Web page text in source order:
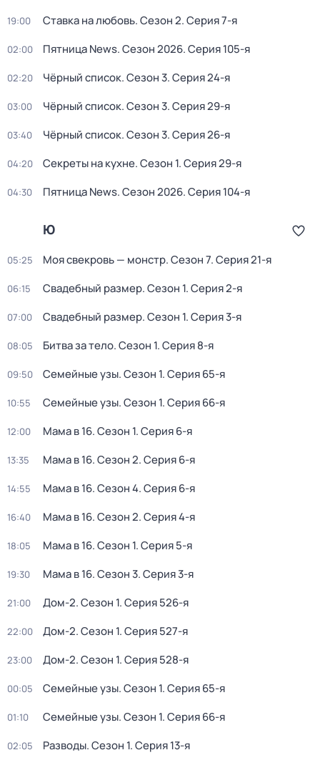
19:00 Ставка на любовь. Сезон 2. Серия 7-я
02:00 Пятница News. Сезон 2026. Серия 105-я
02:20 Чёрный список. Сезон 3. Серия 24-я
03:00 Чёрный список. Сезон 3. Серия 29-я
03:40 Чёрный список. Сезон 3. Серия 26-я
04:20 Секреты на кухне. Сезон 1. Серия 29-я
04:30 Пятница News. Сезон 2026. Серия 104-я
Ю
05:25 Моя свекровь — монстр. Сезон 7. Серия 21-я
06:15 Свадебный размер. Сезон 1. Серия 2-я
07:00 Свадебный размер. Сезон 1. Серия 3-я
08:05 Битва за тело. Сезон 1. Серия 8-я
09:50 Семейные узы. Сезон 1. Серия 65-я
10:55 Семейные узы. Сезон 1. Серия 66-я
12:00 Мама в 16. Сезон 1. Серия 6-я
13:35 Мама в 16. Сезон 2. Серия 6-я
14:55 Мама в 16. Сезон 4. Серия 6-я
16:40 Мама в 16. Сезон 2. Серия 4-я
18:05 Мама в 16. Сезон 1. Серия 5-я
19:30 Мама в 16. Сезон 3. Серия 3-я
21:00 Дом-2. Сезон 1. Серия 526-я
22:00 Дом-2. Сезон 1. Серия 527-я
23:00 Дом-2. Сезон 1. Серия 528-я
00:05 Семейные узы. Сезон 1. Серия 65-я
01:10 Семейные узы. Сезон 1. Серия 66-я
02:05 Разводы. Сезон 1. Серия 13-я